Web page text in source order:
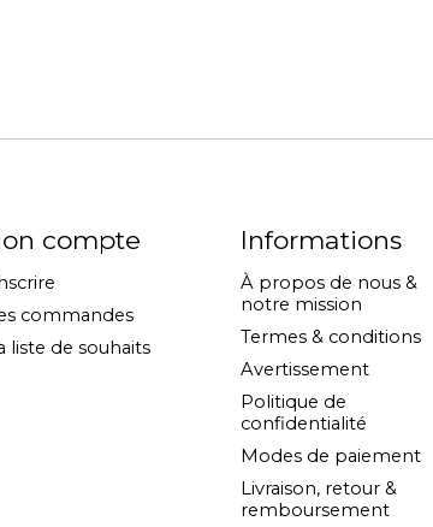
compte
commandes
liste de souhaits
Informations
À propos de nous &
notre mission
Termes & conditions
Avertissement
Politique de
confidentialité
Modes de paiement
Livraison, retour &
remboursement